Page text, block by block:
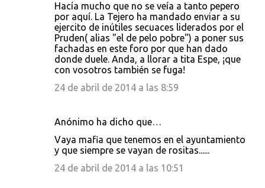
Hacía mucho que no se veía a tanto pepero
por aquí. La Tejero ha mandado enviar a su
ejercito de inútiles secuaces liderados por el
Pruden( alias "el de pelo pobre") a poner sus
fachadas en este foro por que han dado
donde duele. Anda, a llorar a tita Espe, ¡que
con vosotros también se fuga!
24 de abril de 2014 a las 8:59
Anónimo ha dicho que…
Vaya mafia que tenemos en el ayuntamiento
y que siempre se vayan de rositas......
24 de abril de 2014 a las 10:51